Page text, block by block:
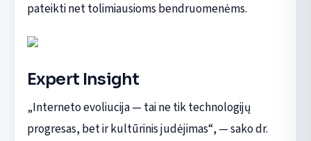
pateikti net tolimiausioms bendruomenėms.
Expert Insight
„Interneto evoliucija — tai ne tik technologijų
progresas, bet ir kultūrinis judėjimas“, — sako dr.